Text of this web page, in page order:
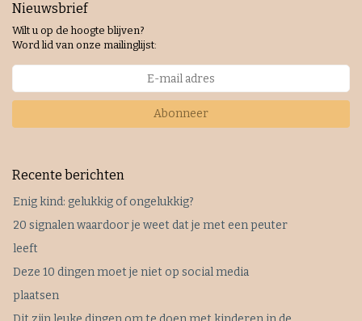
Nieuwsbrief
Wilt u op de hoogte blijven?
Word lid van onze mailinglijst:
Abonneer
Recente berichten
Enig kind: gelukkig of ongelukkig?
20 signalen waardoor je weet dat je met een peuter
leeft
Deze 10 dingen moet je niet op social media
plaatsen